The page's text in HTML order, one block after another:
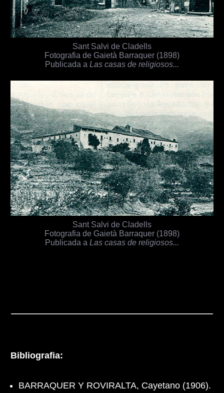
Sant Salvi de Cladells
Fotografia de Gaietà Barraquer (1898)
Publicada a Las casas de religiosos...
Sant Salvi de Cladells
Fotografia de Gaietà Barraquer (1898)
Publicada a Las casas de religiosos...
Bibliografia:
BARRAQUER Y ROVIRALTA, Cayetano (1906).